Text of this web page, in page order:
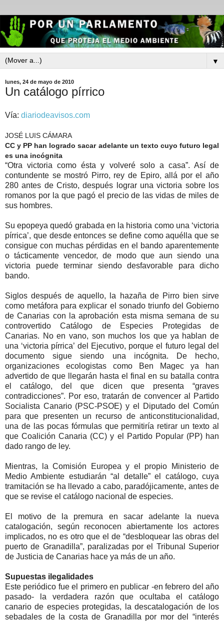
▼
lunes, 24 de mayo de 2010
Un catálogo pírrico
Vía: diariodeavisos.com
JOSÉ LUIS CÁMARA
CC y PP han logrado sacar adelante un texto cuyo futuro legal
es una incógnita
“Otra victoria como ésta y volveré solo a casa”. Así de
contundente se mostró Pirro, rey de Epiro, allá por el año
280 antes de Cristo, después lograr una victoria sobre los
romanos por la que pagó el precio de las vidas de miles de
sus hombres.
Su epopeya quedó grabada en la historia como una ‘victoria
pírrica’, que desde entonces se define como aquélla que se
consigue con muchas pérdidas en el bando aparentemente
o tácticamente vencedor, de modo que aun siendo una
victoria puede terminar siendo desfavorable para dicho
bando.
Siglos después de aquello, la hazaña de Pirro bien sirve
como metáfora para explicar el sonado triunfo del Gobierno
de Canarias con la aprobación esta misma semana de su
controvertido Catálogo de Especies Protegidas de
Canarias. No en vano, son muchos los que ya hablan de
una ‘victoria pírrica’ del Ejecutivo, porque el futuro legal del
documento sigue siendo una incógnita. De hecho,
organizaciones ecologistas como Ben Magec ya han
advertido de que llegarán hasta el final en su batalla contra
el catálogo, del que dicen que presenta “graves
contradicciones”. Por eso, tratarán de convencer al Partido
Socialista Canario (PSC-PSOE) y el Diputado del Común
para que presenten un recurso de anticonstitucionalidad,
una de las pocas fórmulas que permitiría retirar un texto al
que Coalición Canaria (CC) y el Partido Popular (PP) han
dado rango de ley.
Mientras, la Comisión Europea y el propio Ministerio de
Medio Ambiente estudiarán “al detalle” el catálogo, cuya
tramitación se ha llevado a cabo, paradójicamente, antes de
que se revise el catálogo nacional de especies.
El motivo de la premura en sacar adelante la nueva
catalogación, según reconocen abiertamente los actores
implicados, no es otro que el de “desbloquear las obras del
puerto de Granadilla”, paralizadas por el Tribunal Superior
de Justicia de Canarias hace ya más de un año.
Supuestas ilegalidades
Este periódico fue el primero en publicar -en febrero del año
pasado- la verdadera razón que ocultaba el catálogo
canario de especies protegidas, la descatalogación de los
sebadales de la costa de Granadilla por mor del “interés